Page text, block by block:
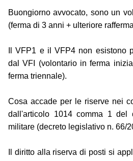
Buongiorno avvocato, sono un
(ferma di 3 anni + ulteriore
Il VFP1 e il VFP4 non esistono
dal VFI (volontario in ferma
ferma triennale).
Cosa accade per le riserve nei
dall'articolo 1014 comma 1 del
militare (decreto legislativo n. 66/
Il diritto alla riserva di posti si